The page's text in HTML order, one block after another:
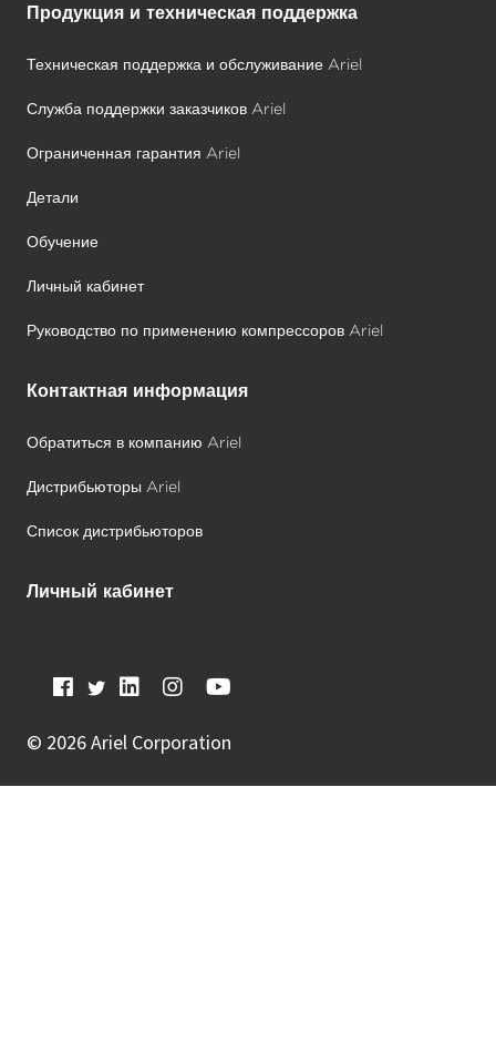
Продукция и техническая поддержка
Техническая поддержка и обслуживание Ariel
Служба поддержки заказчиков Ariel
Ограниченная гарантия Ariel
Детали
Обучение
Личный кабинет
Руководство по применению компрессоров Ariel
Контактная информация
Обратиться в компанию Ariel
Дистрибьюторы Ariel
Список дистрибьюторов
Личный кабинет
© 2026 Ariel Corporation